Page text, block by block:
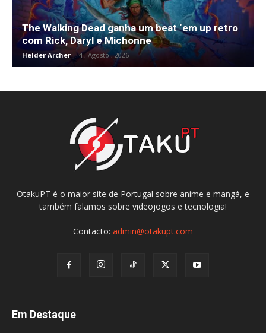
The Walking Dead ganha um beat ‘em up retro
com Rick, Daryl e Michonne
Helder Archer - 4 , Agosto , 2026
OtakuPT é o maior site de Portugal sobre anime e mangá, e
também falamos sobre videojogos e tecnologia!
Contacto: admin@otakupt.com
Em Destaque